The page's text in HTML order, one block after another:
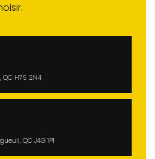
QC H7S 2N4
QC J4G 1P1